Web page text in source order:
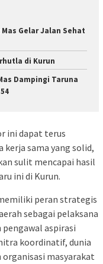
Gelar Jalan Sehat
di Kurun
Dampingi Taruna
ini dapat terus
kerja sama yang solid,
sulit mencapai hasil
ini di Kurun.
peran strategis
sebagai pelaksana
pengawal aspirasi
koordinatif, dunia
organisasi masyarakat